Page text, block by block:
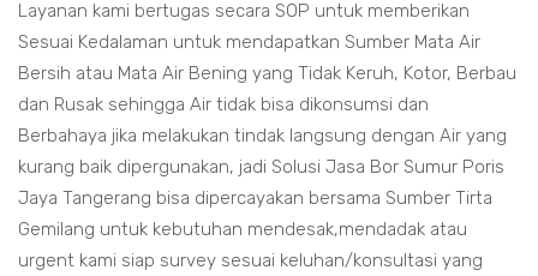
Layanan kami bertugas secara SOP untuk memberikan
Sesuai Kedalaman untuk mendapatkan Sumber Mata Air
Bersih atau Mata Air Bening yang Tidak Keruh, Kotor, Berbau
dan Rusak sehingga Air tidak bisa dikonsumsi dan
Berbahaya jika melakukan tindak langsung dengan Air yang
kurang baik dipergunakan, jadi Solusi Jasa Bor Sumur Poris
Jaya Tangerang bisa dipercayakan bersama Sumber Tirta
Gemilang untuk kebutuhan mendesak,mendadak atau
urgent kami siap survey sesuai keluhan/konsultasi yang